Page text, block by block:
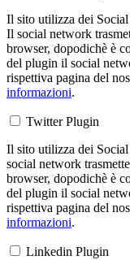
Il sito utilizza dei
Il social network
browser, dopodichè è
del plugin il social
rispettiva pagina del
informazioni.
Twitter Plugin
Il sito utilizza dei
social network
browser, dopodichè è
del plugin il social
rispettiva pagina del
informazioni.
Linkedin Plugin